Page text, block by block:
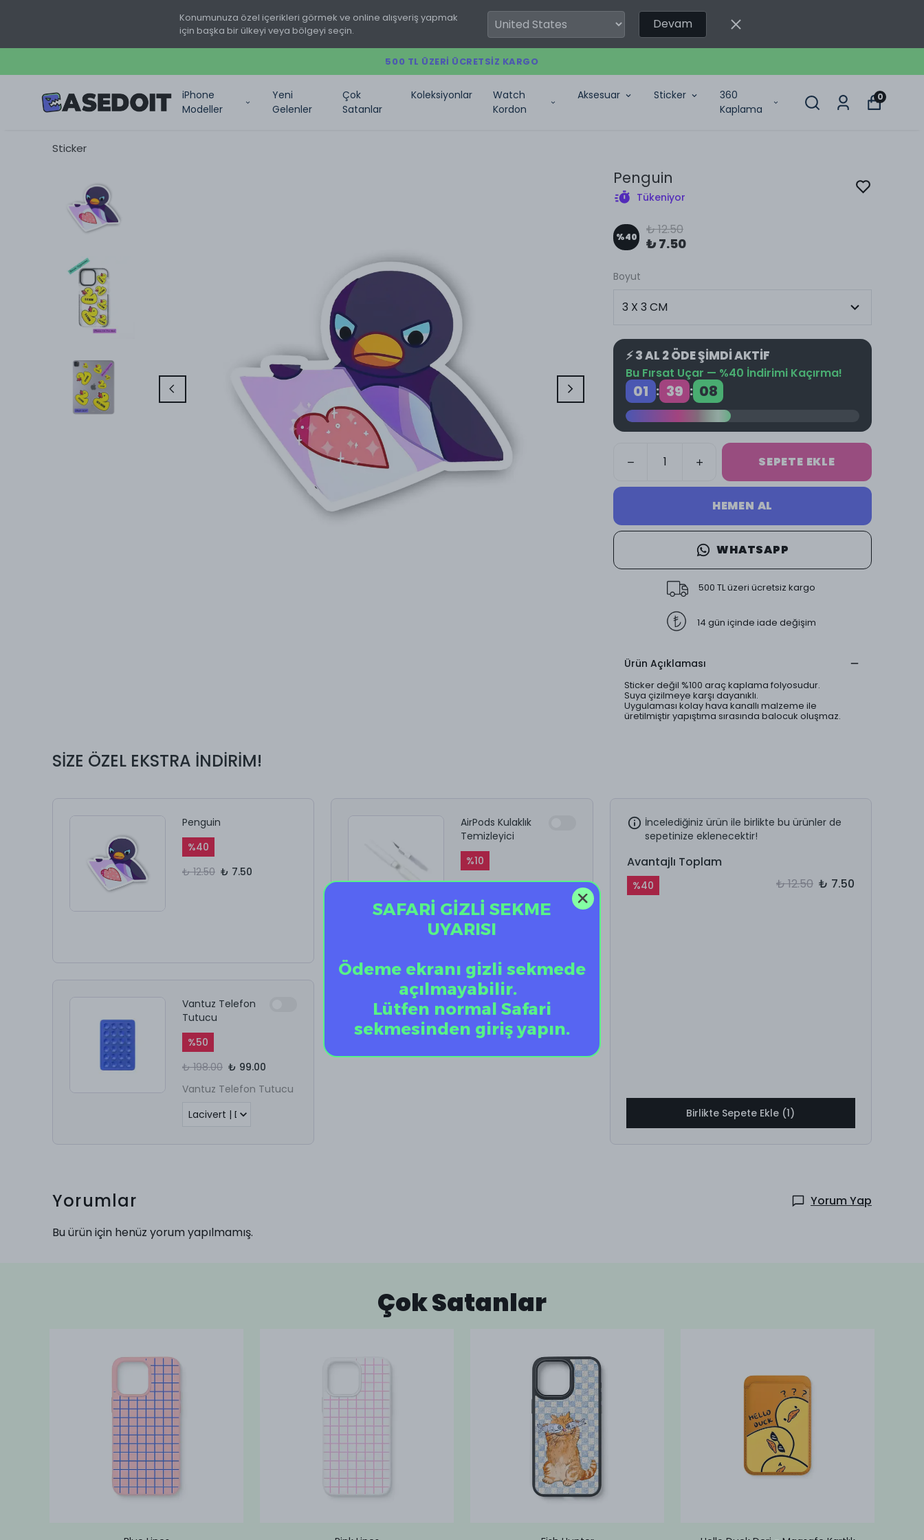
Konumunuza özel içerikleri görmek ve online alışveriş yapmak
için başka bir ülkeyi veya bölgeyi seçin.
Devam
500 TL ÜZERI ÜCRETSIZ KARGO
iPhone
Modeller
Yeni
Gelenler
Çok
Satanlar
Koleksiyonlar
Watch
Kordon
Aksesuar Sticker
360
Kaplama
0
Sticker
Penguin
Tükeniyor
%40 ₺ 12.50
₺ 7.50
Boyut
⚡ 3 AL 2 ÖDE ŞİMDİ AKTİF
Bu Fırsat Uçar — %40 İndirimi Kaçırma!
01 : 39 : 08
SEPETE EKLE
HEMEN AL
WHATSAPP
500 TL üzeri ücretsiz kargo
14 gün içinde iade değişim
Ürün Açıklaması
Sticker değil %100 araç kaplama folyosudur.
Suya çizilmeye karşı dayanıklı.
Uygulaması kolay hava kanallı malzeme ile
üretilmiştir yapıştıma sırasında balocuk oluşmaz.
SİZE ÖZEL EKSTRA İNDİRİM!
Penguin
%40
₺ 12.50 ₺ 7.50
AirPods Kulaklık
Temizleyici
%10
₺ 199.90 ₺ 179.91
Vantuz Telefon
Tutucu
%50
₺ 198.00 ₺ 99.00
Vantuz Telefon Tutucu
İncelediğiniz ürün ile birlikte bu ürünler de
sepetinize eklenecektir!
Avantajlı Toplam
%40 ₺ 12.50 ₺ 7.50
Birlikte Sepete Ekle (1)
Yorumlar
Yorum Yap
Bu ürün için henüz yorum yapılmamış.
Çok Satanlar
SAFARİ GİZLİ SEKME
UYARISI
Ödeme ekranı gizli sekmede
açılmayabilir.
Lütfen normal Safari
sekmesinden giriş yapın.